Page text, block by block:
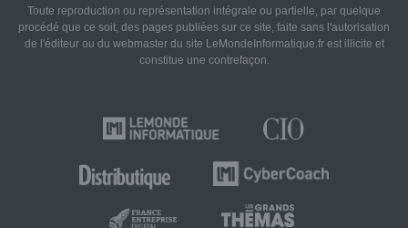
Toute reproduction ou représentation intégrale ou partielle, par quelque
procédé que ce soit, des pages publiées sur ce site, faite sans l'autorisation
de l'éditeur ou du webmaster du site LeMondeInformatique.fr est illicite et
constitue une contrefaçon.